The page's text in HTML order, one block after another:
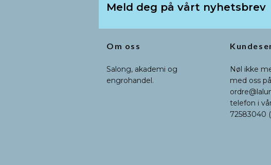
Meld deg på vårt nyhetsbrev
Om oss
Salong, akademi og
engrohandel.
Nøl ikke
med oss på
telefon i
72583040